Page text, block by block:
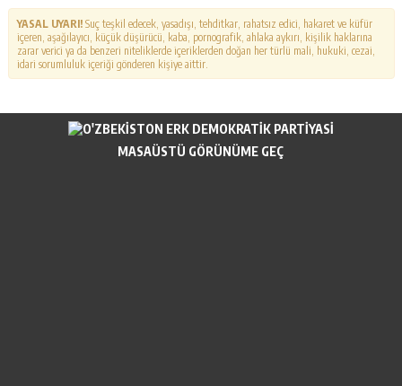
YASAL UYARI!Suç teşkil edecek, yasadışı, tehditkar, rahatsız edici, hakaret ve küfür
içeren, aşağılayıcı, küçük düşürücü, kaba, pornografik, ahlaka aykırı, kişilik haklarına
zarar verici ya da benzeri niteliklerde içeriklerden doğan her türlü mali, hukuki, cezai,
idari sorumluluk içeriği gönderen kişiye aittir.
MASAÜSTÜ GÖRÜNÜME GEÇ